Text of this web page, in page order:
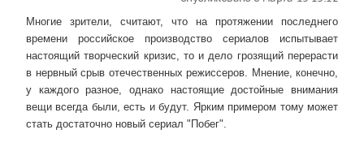
Многие зрители, считают, что на протяжении последнего
времени российское производство сериалов испытывает
настоящий творческий кризис, то и дело грозящий перерасти
в нервный срыв отечественных режиссеров. Мнение, конечно,
у каждого разное, однако настоящие достойные внимания
вещи всегда были, есть и будут. Ярким примером тому может
стать достаточно новый сериал "Побег".